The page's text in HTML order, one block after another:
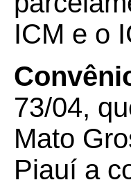
ICM e o
73/04,
Mato
Piauí a